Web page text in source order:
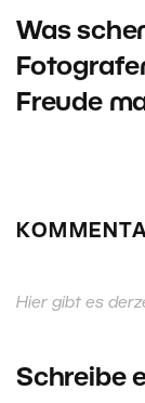
Was
Freude
Hier gibt es
Schreibe